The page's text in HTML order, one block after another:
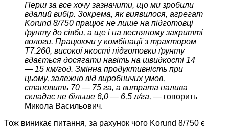
Перш за все хочу зазначити, що ми зробили
вдалий вибір. Зокрема, як виявилося, агрегат
Korund 8/750 працює не лише на підготовці
ґрунту до сівби, а ще і на весняному закритті
вологи. Працюючи у комбінації з трактором
Т7.260, високої якості підготовки ґрунту
вдається досягати навіть на швидкості 14
— 15 км/год. Змінна продуктивність при
цьому, залежно від виробничих умов,
становить 70 — 75 га, а витрата палива
складає не більше 6,0 — 6,5 л/га, — говорить
Микола Васильович.
Тож виникає питання, за рахунок чого Korund 8/750 є